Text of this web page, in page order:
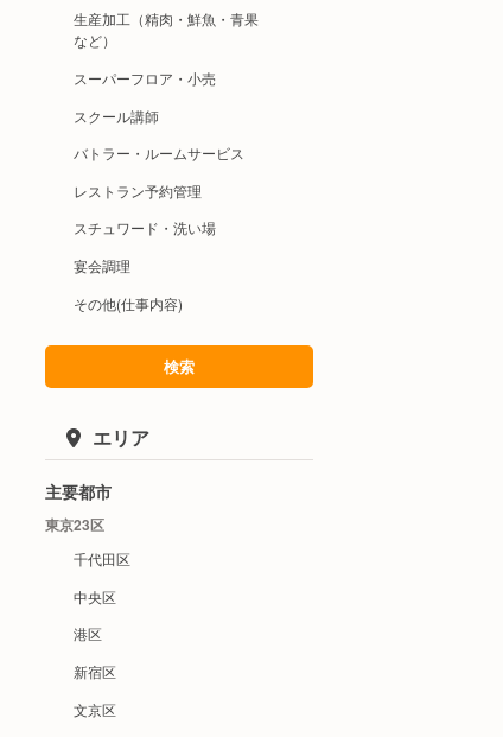
生産加工（精肉・鮮魚・青果
など）
スーパーフロア・小売
スクール講師
バトラー・ルームサービス
レストラン予約管理
スチュワード・洗い場
宴会調理
その他(仕事内容)
検索
エリア
主要都市
東京23区
千代田区
中央区
港区
新宿区
文京区